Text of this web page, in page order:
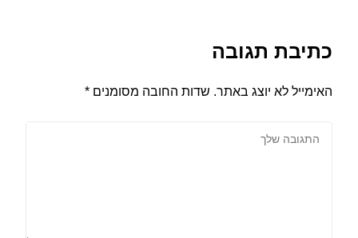
כתיבת תגובה
האימייל לא יוצג באתר. שדות החובה מסומנים *